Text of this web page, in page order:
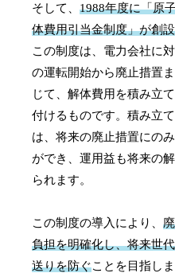
そして、1988年度に「原
体費用引当金制度」が創設
この制度は、電力会社に
の運転開始から廃止措置
じて、解体費用を積み立
付けるものです。積み立
は、将来の廃止措置にの
ができ、運用益も将来の
られます。
この制度の導入により、
負担を明確化し、将来世
送りを防ぐことを目指し